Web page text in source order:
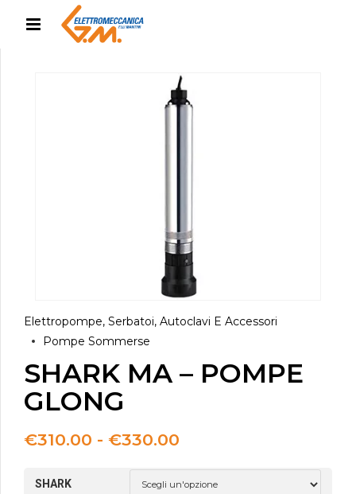
Elettropompe, Serbatoi, Autoclavi E Accessori
Pompe Sommerse
SHARK MA – POMPE
GLONG
€310.00 - €330.00
prezzo:
da
SHARK